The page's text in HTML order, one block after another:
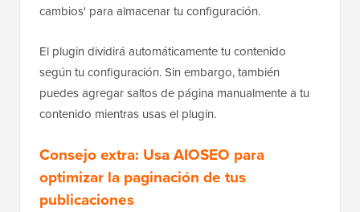
cambios' para almacenar tu configuración.
El plugin dividirá automáticamente tu contenido
según tu configuración. Sin embargo, también
puedes agregar saltos de página manualmente a tu
contenido mientras usas el plugin.
Consejo extra: Usa AIOSEO para
optimizar la paginación de tus
publicaciones